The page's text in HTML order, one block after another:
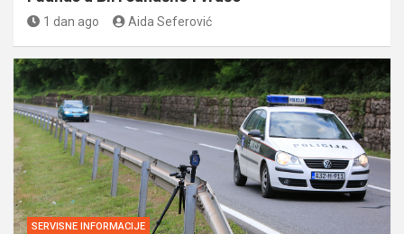
1 dan ago Aida Seferović
SERVISNE INFORMACIJE